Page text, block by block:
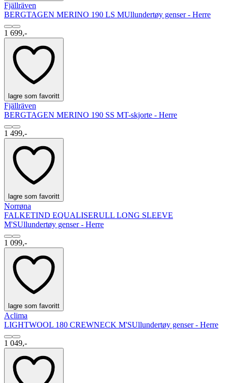
Fjällräven
BERGTAGEN MERINO 190 LS MUllundertøy genser - Herre
1 699,-
lagre som favoritt
Fjällräven
BERGTAGEN MERINO 190 SS MT-skjorte - Herre
1 499,-
lagre som favoritt
Norrøna
FALKETIND EQUALISERULL LONG SLEEVE
M'SUllundertøy genser - Herre
1 099,-
lagre som favoritt
Aclima
LIGHTWOOL 180 CREWNECK M'SUllundertøy genser - Herre
1 049,-